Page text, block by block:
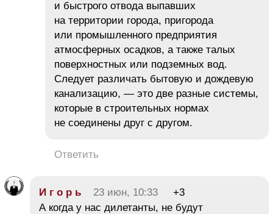
и быстрого отвода выпавших
на территории города, пригорода
или промышленного предприятия
атмосферных осадков, а также талых
поверхностных или подземных вод.
Следует различать бытовую и дождевую
канализацию, — это две разные системы,
которые в строительных нормах
не соединены друг с другом.
Ответить
И г о р ь 23 июн, 10:33
+3
А когда у нас дилетанты, не будут